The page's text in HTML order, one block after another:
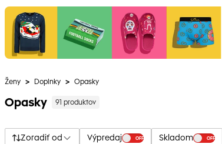
Ženy > Doplnky > Opasky
Opasky 91 produktov
Zoradiť od Výpredaj OFF Skladom OFF